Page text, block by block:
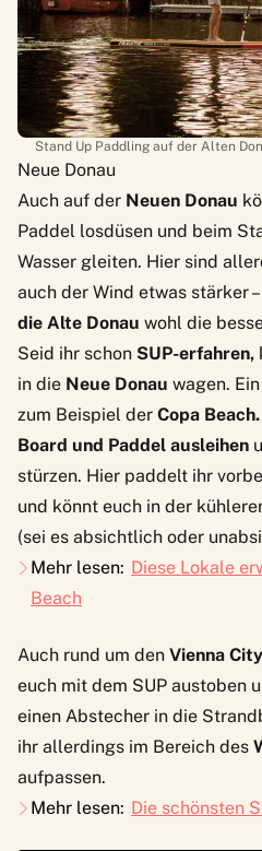
Stand Up Paddling auf der Alten
Neue Donau
Auch auf der Neuen Donau
Paddel losdüsen und beim
Wasser gleiten. Hier sind
auch der Wind etwas stärker –
die Alte Donau wohl die
Seid ihr schon SUP-erfahren,
in die Neue Donau wagen.
zum Beispiel der Copa Beach.
Board und Paddel ausleihen
stürzen. Hier paddelt ihr
und könnt euch in der
(sei es absichtlich oder
Mehr lesen: Diese Lokale
Beach
Auch rund um den Vienna
euch mit dem SUP austoben
einen Abstecher in die
ihr allerdings im Bereich des
aufpassen.
Mehr lesen: Die schönsten